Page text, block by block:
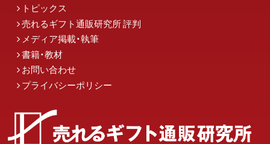
トピックス
売れるギフト通販研究所 評判
メディア掲載・執筆
書籍・教材
お問い合わせ
プライバシーポリシー